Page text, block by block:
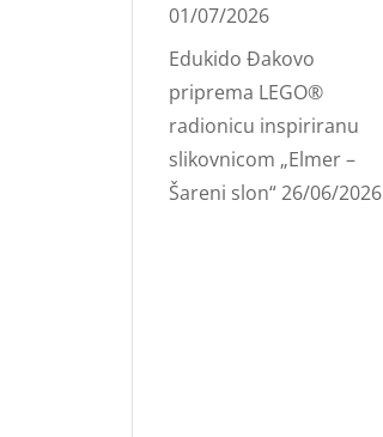
01/07/2026
Edukido Đakovo
priprema LEGO®
radionicu inspiriranu
slikovnicom „Elmer –
Šareni slon“26/06/2026